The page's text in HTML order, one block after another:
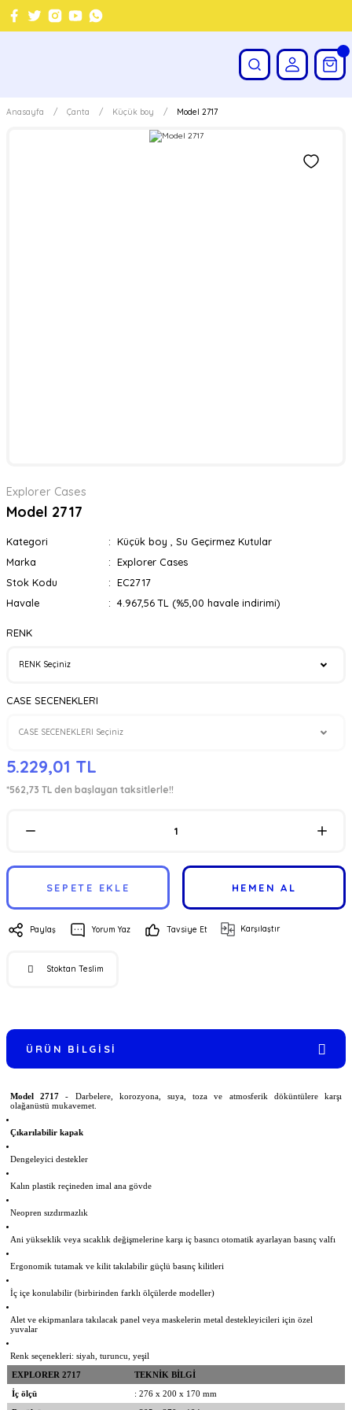
Anasayfa Çanta Küçük boy Model 2717
Explorer Cases
Model 2717
Kategori Küçük boy
Su Geçirmez Kutular
Marka
Explorer Cases
Stok Kodu
EC2717
Havale
4.967,56 TL (%5,00 havale indirimi)
RENK
CASE SECENEKLERI
5.229,01 TL
*562,73 TL den başlayan taksitlerle!!
SEPETE EKLE HEMEN AL
Paylaş Yorum Yaz Tavsiye Et Karşılaştır
Stoktan Teslim
ÜRÜN BILGISI
Model 2717 - Darbelere, korozyona, suya, toza ve atmosferik döküntülere karşı
olağanüstü mukavemet.
Çıkarılabilir kapak
Dengeleyici destekler
Kalın plastik reçineden imal ana gövde
Neopren sızdırmazlık
Ani yükseklik veya sıcaklık değişmelerine karşı iç basıncı otomatik ayarlayan basınç valfı
Ergonomik tutamak ve kilit takılabilir güçlü basınç kilitleri
İç içe konulabilir (birbirinden farklı ölçülerde modeller)
Alet ve ekipmanlara takılacak panel veya maskelerin metal destekleyicileri için özel
yuvalar
Renk seçenekleri: siyah, turuncu, yeşil
EXPLORER 2717
TEKNİK BİLGİ
İç ölçü
: 276 x 200 x 170 mm